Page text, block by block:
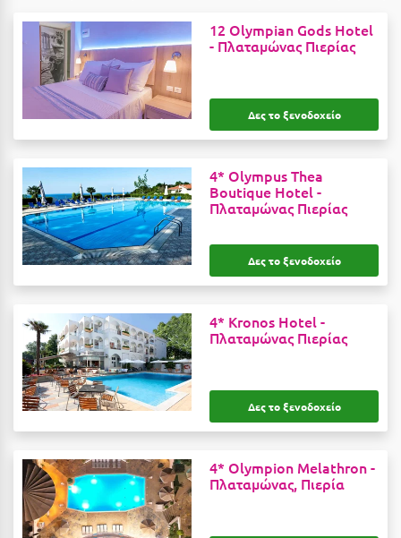
Αττική
Αχαΐα
Β
Βόλος
Βραχάτι Κορινθίας
Βυτίνα
Γαλαξiδι
Γλυφάδα
Γρεβενά
Δ
Δελφοί
Studios
Boutique Hotels
Ξενώνες
Suites
Δες όλες τις προσφορές
12 Olympian Gods Hotel
- Πλαταμώνας Πιερίας
Δες το ξενοδοχείο
4* Olympus Thea
Boutique Hotel -
Πλαταμώνας Πιερίας
Δες το ξενοδοχείο
4* Kronos Hotel -
Πλαταμώνας Πιερίας
Δες το ξενοδοχείο
4* Olympion Melathron -
Πλαταμώνας, Πιερία